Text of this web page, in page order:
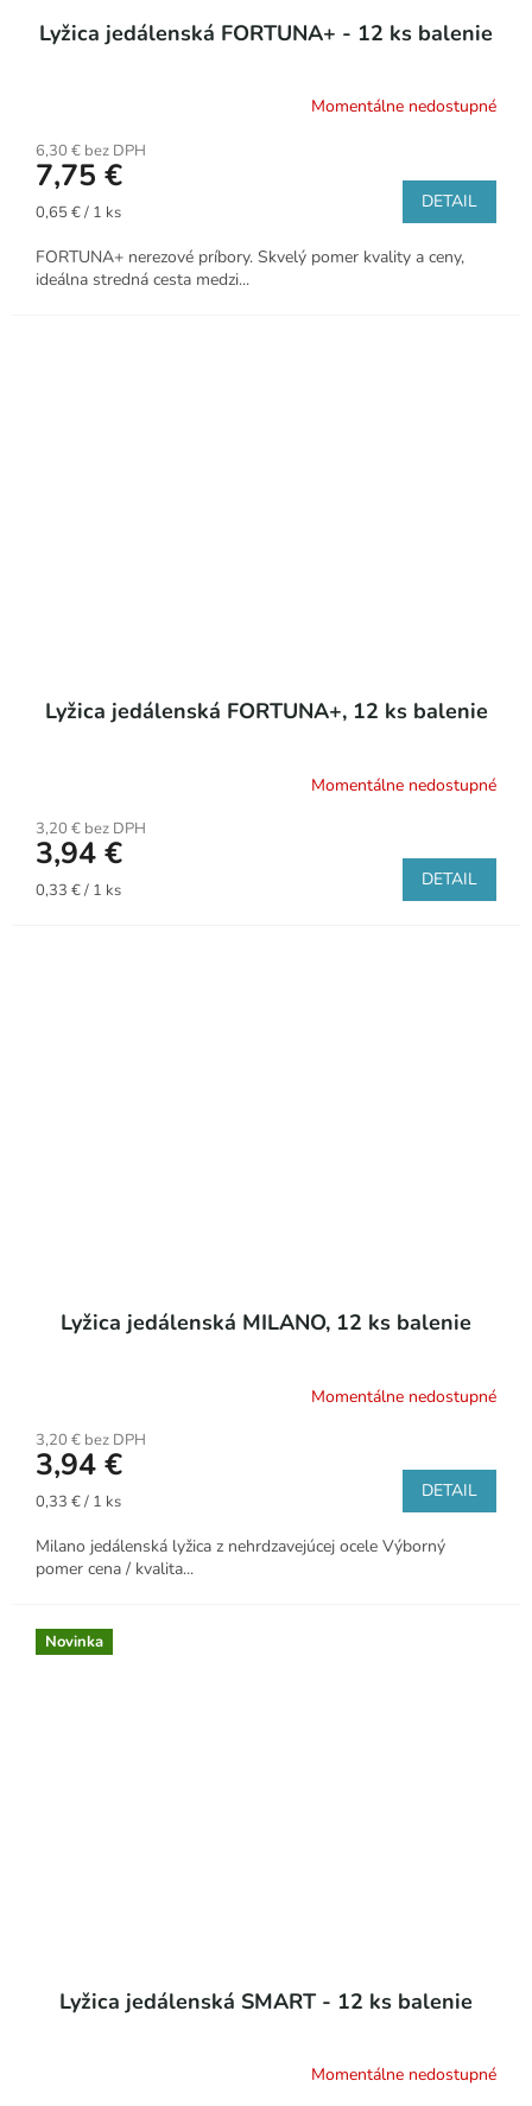
Lyžica jedálenská FORTUNA+ - 12 ks balenie
Momentálne nedostupné
6,30 € bez DPH
7,75 €
Jednotková
0,65 € / 1 ks DETAIL
FORTUNA+ nerezové príbory. Skvelý pomer kvality a ceny,
ideálna stredná cesta medzi...
Lyžica jedálenská FORTUNA+, 12 ks balenie
Momentálne nedostupné
3,20 € bez DPH
3,94 €
Jednotková
0,33 € / 1 ks DETAIL
Lyžica jedálenská MILANO, 12 ks balenie
Momentálne nedostupné
3,20 € bez DPH
3,94 €
Jednotková
0,33 € / 1 ks DETAIL
Milano jedálenská lyžica z nehrdzavejúcej ocele Výborný
pomer cena / kvalita...
Novinka
Lyžica jedálenská SMART - 12 ks balenie
Momentálne nedostupné